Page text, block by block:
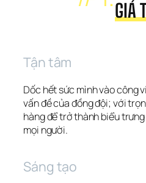
GIÁ
Tận tâm
Dốc hết sức mình vào công
vấn đề của đồng đội; với
hàng để trở thành biểu
mọi người.
Sáng tạo